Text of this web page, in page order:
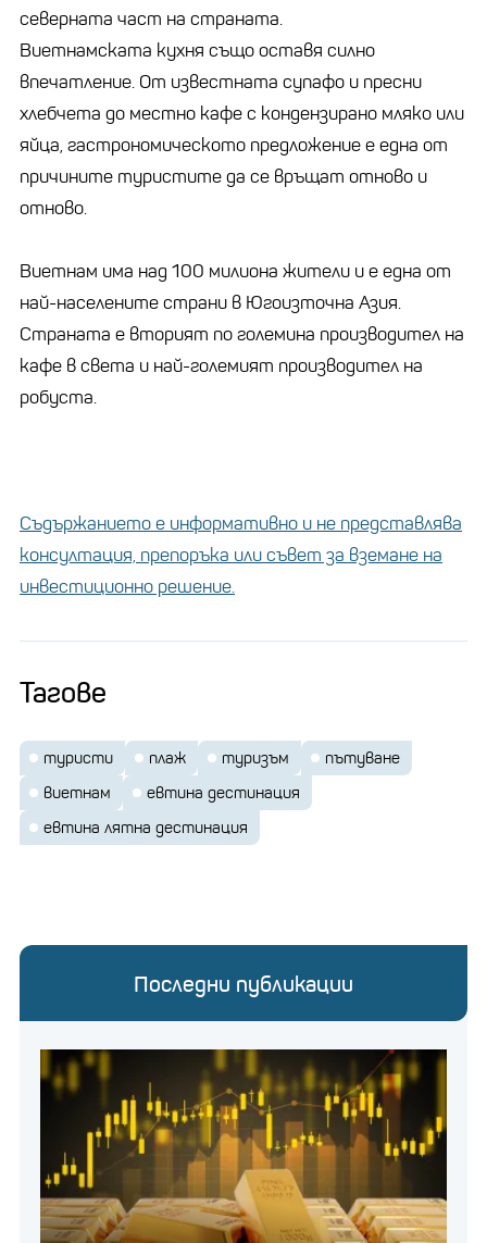
северната част на страната.
Виетнамската кухня също оставя силно
впечатление. От известната супафо и пресни
хлебчета до местно кафе с кондензирано мляко или
яйца, гастрономическото предложение е една от
причините туристите да се връщат отново и
отново.
Виетнам има над 100 милиона жители и е една от
най-населените страни в Югоизточна Азия.
Страната е вторият по големина производител на
кафе в света и най-големият производител на
робуста.
Съдържанието е информативно и не представлява
консултация, препоръка или съвет за вземане на
инвестиционно решение.
Тагове
туристи плаж туризъм
пътуване
виетнам
евтина дестинация
евтина лятна дестинация
Последни публикации